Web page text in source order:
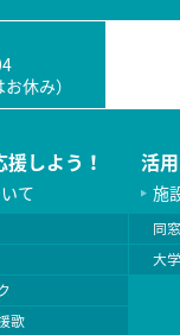
休み）
しよう！
て
歌
活
施
同
大